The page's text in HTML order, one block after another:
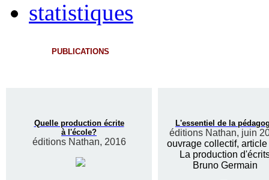
statistiques
PUBLICATIONS
Quelle production écrite
à l'école?
éditions Nathan, 2016
L'essentiel de la
éditions Nathan, juin
ouvrage collectif, article
La production
Bruno Germain